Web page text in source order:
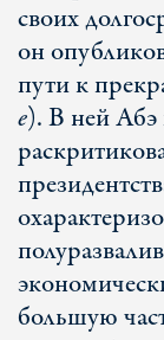
своих
он
пути к
e). В ней Абэ
большую